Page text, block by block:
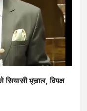
भूचाल, विपक्ष